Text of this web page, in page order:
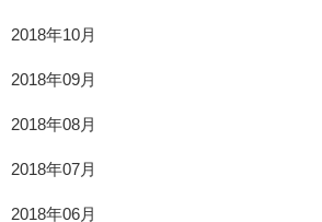
2018年10月
2018年09月
2018年08月
2018年07月
2018年06月